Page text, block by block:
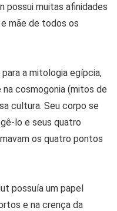
possui muitas afinidades
mãe de todos os
a mitologia egípcia,
cosmogonia (mitos de
cultura. Seu corpo se
lo e seus quatro
os quatro pontos
possuía um papel
e na crença da